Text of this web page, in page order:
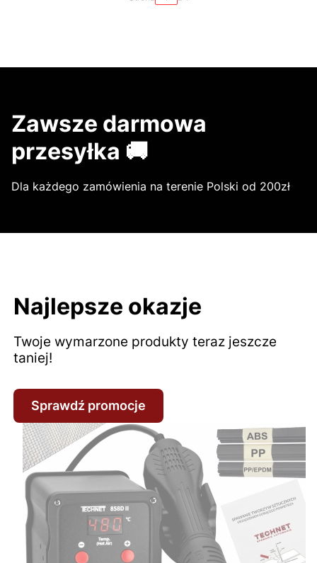
Zawsze darmowa
przesyłka 🚚
Dla każdego zamówienia na terenie Polski od 200zł
Najlepsze okazje
Twoje wymarzone produkty teraz jeszcze
taniej!
Sprawdź promocje